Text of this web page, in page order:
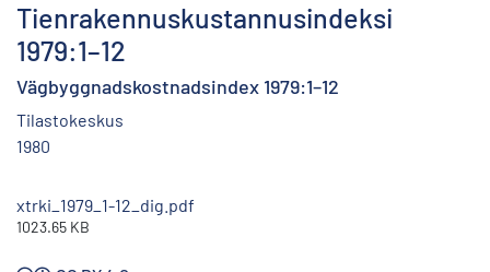
Tienrakennuskustannusindeksi
1979:1–12
Vägbyggnadskostnadsindex 1979:1–12
Tilastokeskus
1980
xtrki_1979_1-12_dig.pdf
1023.65 KB